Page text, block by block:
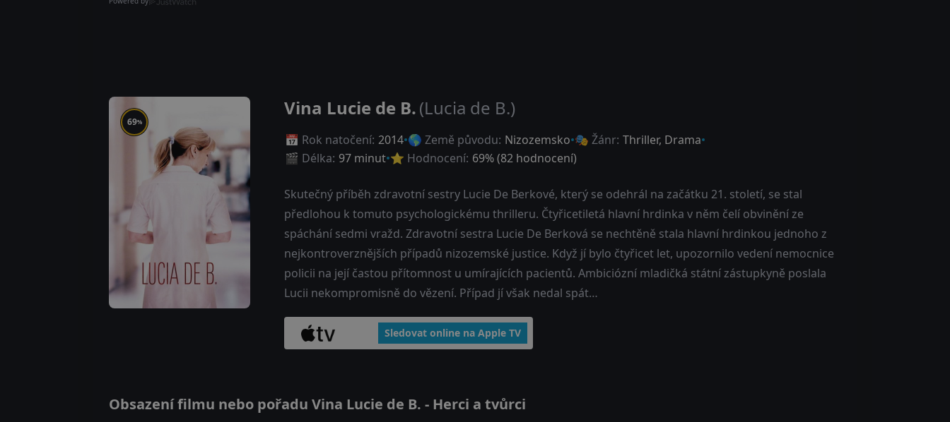
69%
Vina Lucie de B.(Lucia de B.)
📅 Rok natočení: 2014 🌎 Země původu: Nizozemsko 🎭 Žánr: Thriller, Drama
🎬 Délka: 97 minut ⭐ Hodnocení: 69% (82 hodnocení)
Skutečný příběh zdravotní sestry Lucie De Berkové, který se odehrál na začátku 21. století, se stal
předlohou k tomuto psychologickému thrilleru. Čtyřicetiletá hlavní hrdinka v něm čelí obvinění ze
spáchání sedmi vražd. Zdravotní sestra Lucie De Berková se nechtěně stala hlavní hrdinkou jednoho z
nejkontroverznějších případů nizozemské justice. Když jí bylo čtyřicet let, upozornilo vedení nemocnice
policii na její častou přítomnost u umírajících pacientů. Ambiciózní mladičká státní zástupkyně poslala
Lucii nekompromisně do vězení. Případ jí však nedal spát…
Sledovat online na Apple TV
Obsazení filmu nebo pořadu Vina Lucie de B. - Herci a tvůrci